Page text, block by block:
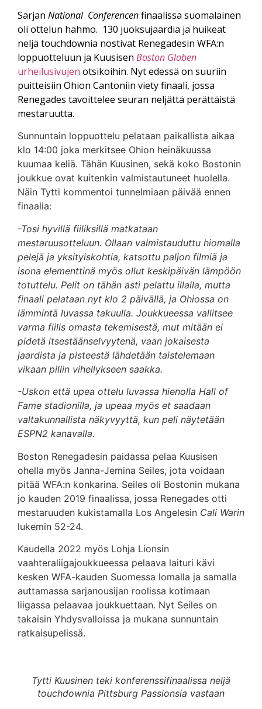
Sarjan National Conferencenfinaalissa suomalainen
oli ottelun hahmo. 130 juoksujaardia ja huikeat
neljä touchdownia nostivat Renegadesin WFA:n
loppuotteluun ja Kuusisen Boston Globen
urheilusivujen otsikoihin. Nyt edessä on suuriin
puitteisiin Ohion Cantoniin viety finaali, jossa
Renegades tavoittelee seuran neljättä perättäistä
mestaruutta.
Sunnuntain loppuottelu pelataan paikallista aikaa
klo 14:00 joka merkitsee Ohion heinäkuussa
kuumaa keliä. Tähän Kuusinen, sekä koko Bostonin
joukkue ovat kuitenkin valmistautuneet huolella.
Näin Tytti kommentoi tunnelmiaan päivää ennen
finaalia:
-Tosi hyvillä fiiliksillä matkataan
mestaruusotteluun. Ollaan valmistauduttu hiomalla
pelejä ja yksityiskohtia, katsottu paljon filmiä ja
isona elementtinä myös ollut keskipäivän lämpöön
totuttelu. Pelit on tähän asti pelattu illalla, mutta
finaali pelataan nyt klo 2 päivällä, ja Ohiossa on
lämmintä luvassa takuulla. Joukkueessa vallitsee
varma fiilis omasta tekemisestä, mut mitään ei
pidetä itsestäänselvyytenä, vaan jokaisesta
jaardista ja pisteestä lähdetään taistelemaan
vikaan pillin vihellykseen saakka.
-Uskon että upea ottelu luvassa hienolla Hall of
Fame stadionilla, ja upeaa myös et saadaan
valtakunnallista näkyvyyttä, kun peli näytetään
ESPN2 kanavalla.
Boston Renegadesin paidassa pelaa Kuusisen
ohella myös Janna-Jemina Seiles, jota voidaan
pitää WFA:n konkarina. Seiles oli Bostonin mukana
jo kauden 2019 finaalissa, jossa Renegades otti
mestaruuden kukistamalla Los Angelesin Cali Warin
lukemin 52-24.
Kaudella 2022 myös Lohja Lionsin
vaahteraliigajoukkueessa pelaava laituri kävi
kesken WFA-kauden Suomessa lomalla ja samalla
auttamassa sarjanousijan roolissa kotimaan
liigassa pelaavaa joukkuettaan. Nyt Seiles on
takaisin Yhdysvalloissa ja mukana sunnuntain
ratkaisupelissä.
Tytti Kuusinen teki konferenssifinaalissa neljä
touchdownia Pittsburg Passionsia vastaan